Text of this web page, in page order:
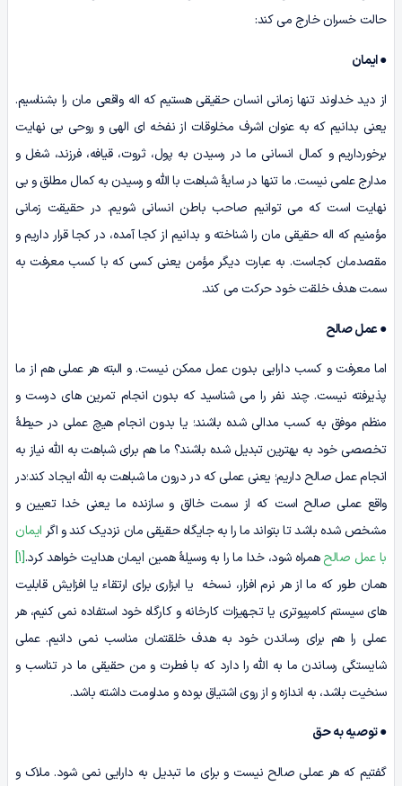
حالت خسران خارج می کند:
●ایمان
از دید خداوند تنها زمانی انسان حقیقی هستیم که اله واقعی مان را بشناسیم.
یعنی بدانیم که به عنوان اشرف مخلوقات از نفخه ای الهی و روحی بی نهایت
برخورداریم و کمال انسانی ما در رسیدن به پول، ثروت، قیافه، فرزند، شغل و
مدارج علمی نیست. ما تنها در سایۀ شباهت با الله و رسیدن به کمال مطلق و بی
نهایت است که می توانیم صاحب باطن انسانی شویم. در حقیقت زمانی
مؤمنیم که اله حقیقی مان را شناخته و بدانیم از کجا آمده، در کجا قرار داریم و
مقصدمان کجاست. به عبارت دیگر مؤمن یعنی کسی که با کسب معرفت به
سمت هدف خلقت خود حرکت می کند.
●عمل صالح
اما معرفت و کسب دارایی بدون عمل ممکن نیست. و البته هر عملی هم از ما
پذیرفته نیست. چند نفر را می شناسید که بدون انجام تمرین های درست و
منظم موفق به کسب مدالی شده باشند؛ یا بدون انجام هیچ عملی در حیطۀ
تخصصی خود به بهترین تبدیل شده باشند؟ ما هم برای شباهت به الله نیاز به
انجام عمل صالح داریم؛ یعنی عملی که در درون ما شباهت به الله ایجاد کند؛در
واقع عملی صالح است که از سمت خالق و سازنده ما یعنی خدا تعیین و
مشخص شده باشد تا بتواند ما را به جایگاه حقیقی مان نزدیک کند و اگر ایمان
با عمل صالحهمراه شود، خدا ما را به وسیلۀ همین ایمان هدایت خواهد کرد.[1]
همان طور که ما از هر نرم افزار، نسخه یا ابزاری برای ارتقاء یا افزایش قابلیت
های سیستم کامپیوتری یا تجهیزات کارخانه و کارگاه خود استفاده نمی کنیم، هر
عملی را هم برای رساندن خود به هدف خلقتمان مناسب نمی دانیم. عملی
شایستگی رساندن ما به الله را دارد که با فطرت و من حقیقی ما در تناسب و
سنخیت باشد، به اندازه و از روی اشتیاق بوده و مداومت داشته باشد.
●توصیه به حق
گفتیم که هر عملی صالح نیست و برای ما تبدیل به دارایی نمی شود. ملاک و